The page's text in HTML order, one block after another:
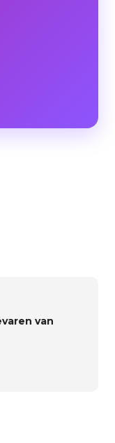
van